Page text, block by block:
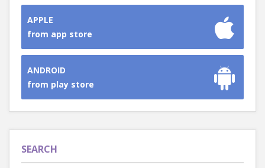
APPLE
from app store
ANDROID
from play store
SEARCH